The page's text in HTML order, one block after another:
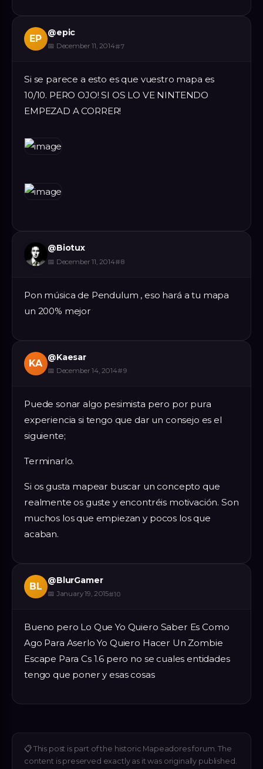
EP
@epic
📅 December 11, 2014#7
Si se parece a esto es que vuestro mapa es
10/10. PERO OJO! SI OS LO VE NINTENDO
EMPEZAD A CORRER!
@Biotux
📅 December 11, 2014#8
Pon música de Pendulum , eso hará a tu mapa
un 200% mejor
KA
@Kaesar
📅 December 14, 2014#9
Puede sonar algo pesimista pero por pura
experiencia si tengo que dar un consejo es el
siguiente;
Terminarlo.
Si os gusta mapear buscar un concepto que
realmente os guste y encontréis motivación. Son
muchos los que empiezan y pocos los que
acaban.
BL
@BlurGamer
📅 January 19, 2015#10
Bueno pero Lo Que Yo Quiero Saber Es Como
Ago Para Aserlo Yo Quiero Hacer Un Zombie
Escape Para Cs 1.6 pero no se cuales entidades
tengo que poner y esas cosas
📋 This post is part of the historic Mapeadores forum. The
content is preserved exactly as it was originally published.